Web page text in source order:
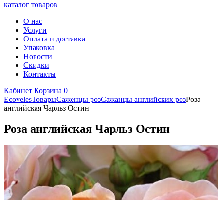
каталог товаров
О нас
Услуги
Оплата и доставка
Упаковка
Новости
Скидки
Контакты
Кабинет Корзина 0
EcovelesТоварыСаженцы розСажанцы английских розРоза
английская Чарльз Остин
Роза английская Чарльз Остин